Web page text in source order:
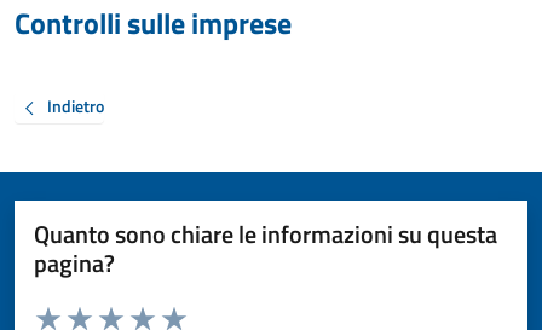
Controlli sulle imprese
Indietro
Quanto sono chiare le informazioni su questa
pagina?
Valuta da 1 a 5 stelle la pagina